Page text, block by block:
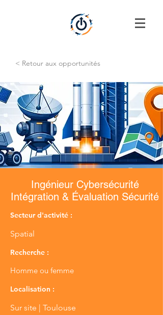
< Retour aux opportunités
Ingénieur Cybersécurité
Intégration & Évaluation Sécurité
Secteur d'activité :
Spatial
Recherche :
Homme ou femme
Localisation :
Sur site | Toulouse